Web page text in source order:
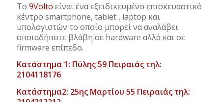
Το 9Volto είναι ένα εξειδικευμένο επισκευαστικό
κέντρο smartphone, tablet , laptop και
υπολογιστών το οποίο μπορεί να αναλάβει
οποιαδήποτε βλάβη σε hardware αλλά και σε
firmware επίπεδο.
Κατάστημα 1: Πύλης 59 Πειραιάς τηλ:
2104118176
Κατάστημα2: 25ης Μαρτίου 55 Πειραιάς τηλ: